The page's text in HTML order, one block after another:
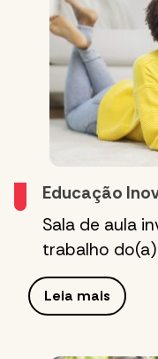
Educação
Sala de aula
trabalho
Leia mais